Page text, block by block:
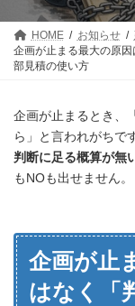
HOME お知らせ
企画が止まる最大の原
部見積の使い方
企画が止まるとき、
ら」と言われがちで
判断に足る概算が無
もNOも出せません。
企画が止
はなく「